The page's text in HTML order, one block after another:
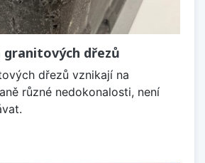
granitových dřezů
dřezů vznikají na
různé nedokonalosti, není